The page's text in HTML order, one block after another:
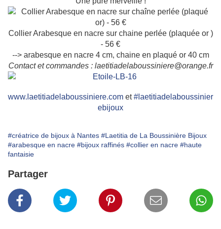
Collier Arabesque en nacre sur chaine perlée (plaquée or )
- 56 €
--> arabesque en nacre 4 cm, chaine en plaqué or 40 cm
Contact et commandes : laetitiadelaboussiniere@orange.fr
www.laetitiadelaboussiniere.com et# laetitiadelaboussinier
ebijoux
#créatrice de bijoux à Nantes #Laetitia de La Boussinière Bijoux
#arabesque en nacre #bijoux raffinés #collier en nacre #haute
fantaisie
Partager